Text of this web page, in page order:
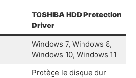
TOSHIBA HDD Protection
Driver
Windows 7, Windows 8,
Windows 10, Windows 11
Protège le disque dur